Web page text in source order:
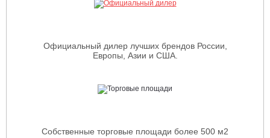
Официальный дилер лучших брендов России,
Европы, Азии и США.
Собственные торговые площади более 500 м2